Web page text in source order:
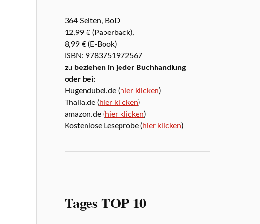
364 Seiten, BoD
12,99 € (Paperback),
8,99 € (E-Book)
ISBN: 9783751972567
zu beziehen in jeder Buchhandlung
oder bei:
Hugendubel.de (hier klicken)
Thalia.de (hier klicken)
amazon.de (hier klicken)
Kostenlose Leseprobe (hier klicken)
Tages TOP 10